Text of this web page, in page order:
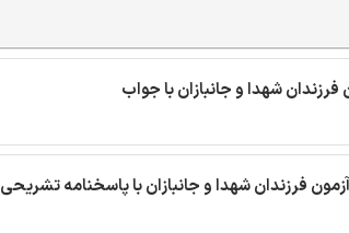
شهدا و جانبازان با جواب
فرزندان شهدا و جانبازان با پاسخنامه تشریحی